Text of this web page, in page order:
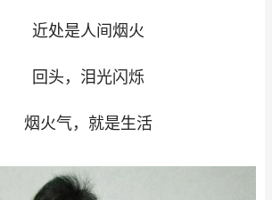
近处是人间烟火
回头，泪光闪烁
烟火气，就是生活